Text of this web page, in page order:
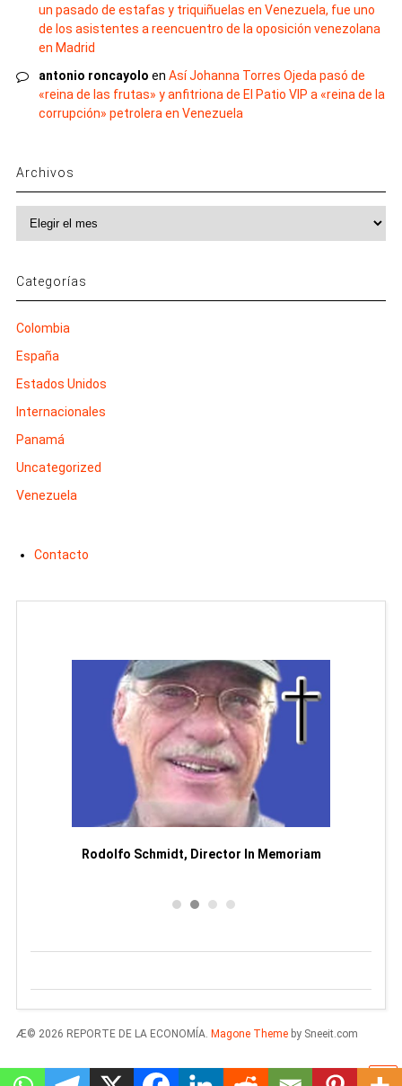
un pasado de estafas y triquiñuelas en Venezuela, fue uno
de los asistentes a reencuentro de la oposición venezolana
en Madrid
antonio roncayolo en Así Johanna Torres Ojeda pasó de
«reina de las frutas» y anfitriona de El Patio VIP a «reina de la
corrupción» petrolera en Venezuela
Archivos
Archivos
Categorías
Colombia
España
Estados Unidos
Internacionales
Panamá
Uncategorized
Venezuela
Contacto
Rodolfo Schmidt, Director In Memoriam
Æ© 2026 REPORTE DE LA ECONOMÍA. Magone Themeby Sneeit.com